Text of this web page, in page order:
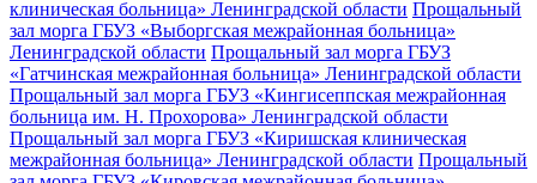
клиническая больница» Ленинградской области Прощальный
зал морга ГБУЗ «Выборгская межрайонная больница»
Ленинградской области Прощальный зал морга ГБУЗ
«Гатчинская межрайонная больница» Ленинградской области
Прощальный зал морга ГБУЗ «Кингисеппская межрайонная
больница им. Н. Прохорова» Ленинградской области
Прощальный зал морга ГБУЗ «Киришская клиническая
межрайонная больница» Ленинградской области Прощальный